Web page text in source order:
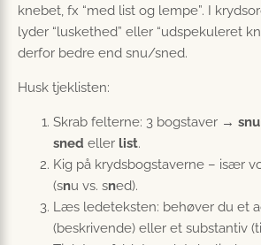
knebet, fx “med list og lempe”. I
lyder “luskethed” eller “udspekuleret
derfor bedre end snu/sned.
Husk tjeklisten:
Skrab felterne: 3 bogstaver → snu
sned eller list.
Kig på krydsbogstaverne – især
(snu vs. sned).
Læs ledeteksten: behøver du et
(beskrivende) eller et substantiv